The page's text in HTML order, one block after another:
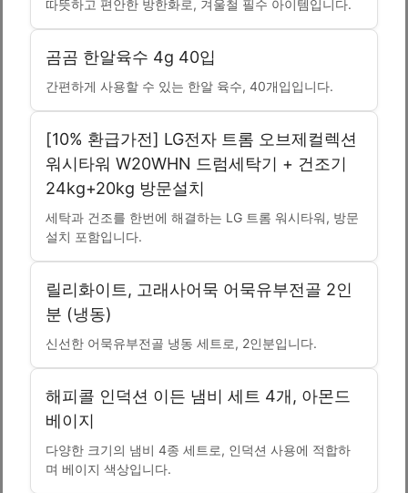
따뜻하고 편안한 방한화로, 겨울철 필수 아이템입니다.
곰곰 한알육수 4g 40입
간편하게 사용할 수 있는 한알 육수, 40개입입니다.
[10% 환급가전] LG전자 트롬 오브제컬렉션
워시타워 W20WHN 드럼세탁기 + 건조기
24kg+20kg 방문설치
세탁과 건조를 한번에 해결하는 LG 트롬 워시타워, 방문
설치 포함입니다.
릴리화이트, 고래사어묵 어묵유부전골 2인
분 (냉동)
신선한 어묵유부전골 냉동 세트로, 2인분입니다.
해피콜 인덕션 이든 냄비 세트 4개, 아몬드
베이지
다양한 크기의 냄비 4종 세트로, 인덕션 사용에 적합하
며 베이지 색상입니다.